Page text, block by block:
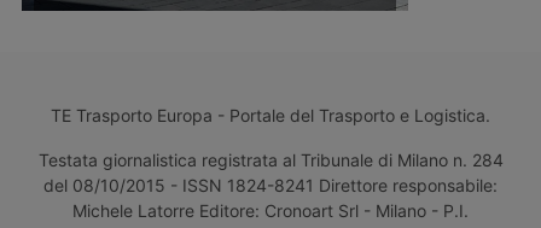
TE Trasporto Europa - Portale del Trasporto e Logistica.
Testata giornalistica registrata al Tribunale di Milano n. 284
del 08/10/2015 - ISSN 1824-8241 Direttore responsabile:
Michele Latorre Editore: Cronoart Srl - Milano - P.I.